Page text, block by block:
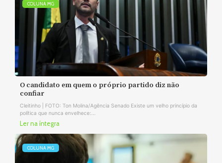
COLUNA MG
O candidato em quem o próprio partido diz não
confiar
Cleitinho | FOTO: Ton Molina/Agência Senado Existe um velho princípio da
política que nunca envelhece:...
Ler na íntegra
COLUNA MG